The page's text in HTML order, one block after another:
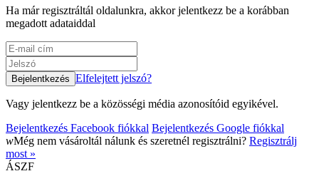
Ha már regisztráltál oldalunkra, akkor jelentkezz be a korábban
megadott adataiddal
Elfelejtett jelszó?
Vagy jelentkezz be a közösségi média azonosítóid egyikével.
Bejelentkezés Facebook fiókkal Bejelentkezés Google fiókkal
wMég nem vásároltál nálunk és szeretnél regisztrálni? Regisztrálj
most »
ÁSZF